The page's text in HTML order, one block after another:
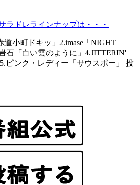
ラドレラインナップは・・・
道小町ドキッ」2.imase「NIGHT
石「白い雲のように」4.JITTERIN'
ピンク・レディー「サウスポー」 投